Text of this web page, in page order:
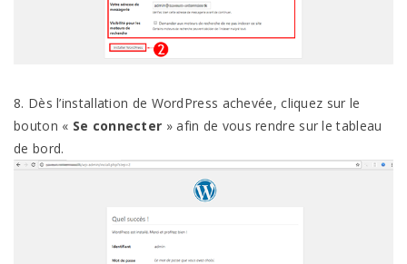
8. Dès l’installation de WordPress achevée, cliquez sur le
bouton « Se connecter » afin de vous rendre sur le tableau
de bord.